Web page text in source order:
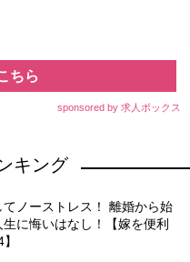
ちら
sponsored by 求人ボックス
キング
ノーストレス！ 離婚から始
に悔いはなし！【嫁を便利